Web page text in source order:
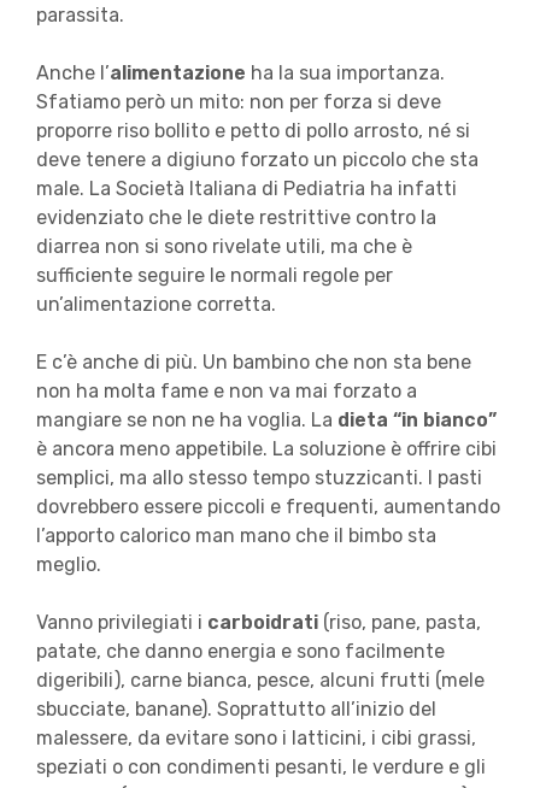
parassita.
Anche l’alimentazione ha la sua importanza.
Sfatiamo però un mito: non per forza si deve
proporre riso bollito e petto di pollo arrosto, né si
deve tenere a digiuno forzato un piccolo che sta
male. La Società Italiana di Pediatria ha infatti
evidenziato che le diete restrittive contro la
diarrea non si sono rivelate utili, ma che è
sufficiente seguire le normali regole per
un’alimentazione corretta.
E c’è anche di più. Un bambino che non sta bene
non ha molta fame e non va mai forzato a
mangiare se non ne ha voglia. La dieta “in bianco”
è ancora meno appetibile. La soluzione è offrire cibi
semplici, ma allo stesso tempo stuzzicanti. I pasti
dovrebbero essere piccoli e frequenti, aumentando
l’apporto calorico man mano che il bimbo sta
meglio.
Vanno privilegiati i carboidrati(riso, pane, pasta,
patate, che danno energia e sono facilmente
digeribili), carne bianca, pesce, alcuni frutti (mele
sbucciate, banane). Soprattutto all’inizio del
malessere, da evitare sono i latticini, i cibi grassi,
speziati o con condimenti pesanti, le verdure e gli